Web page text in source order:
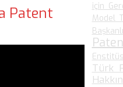
Patent
için
Model
Türk